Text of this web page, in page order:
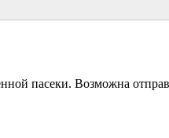
пасеки. Возможна